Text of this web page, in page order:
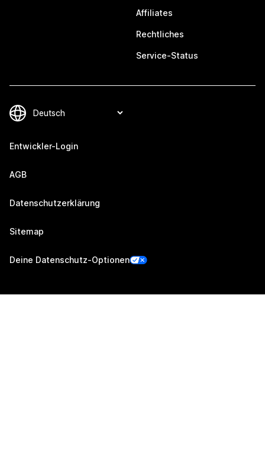
Affiliates
Rechtliches
Service-Status
Entwickler-Login
AGB
Datenschutzerklärung
Sitemap
Deine Datenschutz-Optionen